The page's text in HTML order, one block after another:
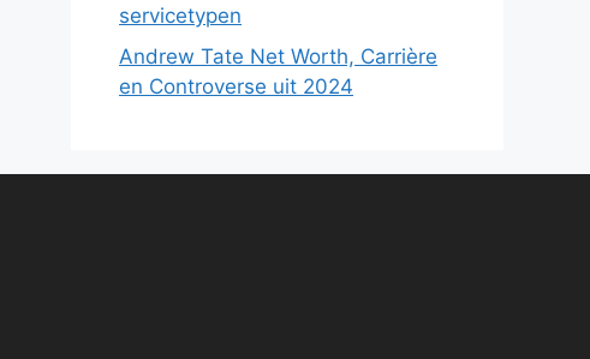
servicetypen
Andrew Tate Net Worth, Carrière
en Controverse uit 2024